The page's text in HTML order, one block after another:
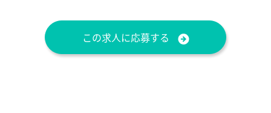
この求人に応募する